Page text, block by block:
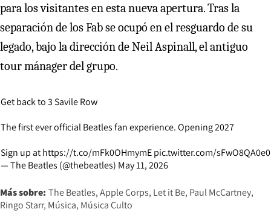
para los visitantes en esta nueva apertura. Tras la
separación de los Fab se ocupó en el resguardo de su
legado, bajo la dirección de Neil Aspinall, el antiguo
tour mánager del grupo.
Get back to 3 Savile Row
The first ever official Beatles fan experience. Opening 2027
Sign up athttps://t.co/mFk0OHmymEpic.twitter.com/sFwO8QA0e0
— The Beatles (@thebeatles) May 11, 2026
Más sobre: The Beatles Apple Corps Let it Be Paul McCartney
Ringo Starr Música Música Culto